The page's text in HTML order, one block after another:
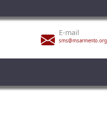
E-mail
sms@msarmento.org